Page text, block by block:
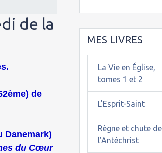
de la
de
Danemark)
du Cœur
MES LIVRES
La Vie en Église,
tomes 1 et 2
L'Esprit-Saint
Règne et chute de
l'Antéchrist